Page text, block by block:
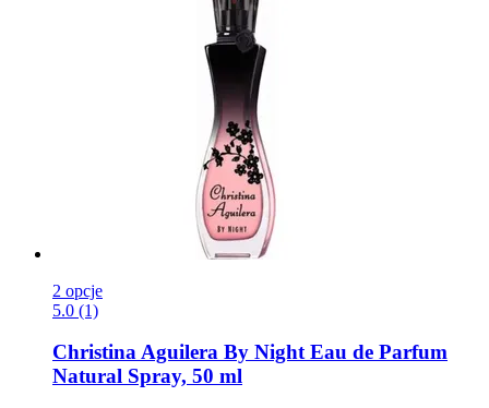
2 opcje
5.0 (1)
Christina Aguilera By Night Eau de Parfum
Natural Spray, 50 ml